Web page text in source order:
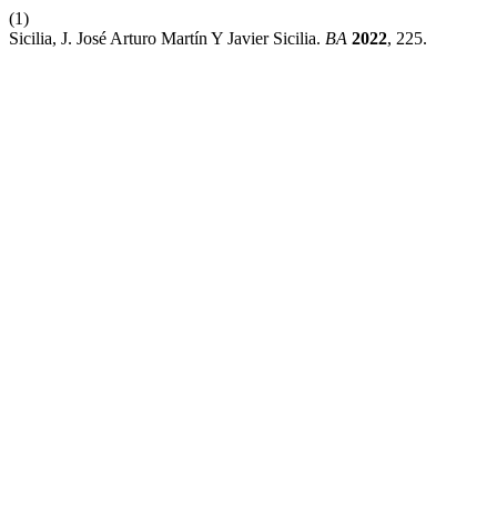
(1)
Sicilia, J. José Arturo Martín Y Javier Sicilia. BA 2022, 225.